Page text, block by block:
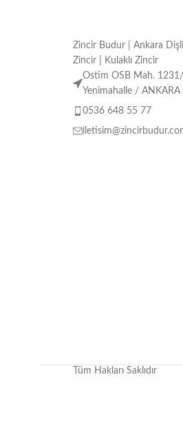
Zincir Budur | Ankara
Zincir | Kulaklı Zincir
Ostim OSB Mah.
Yenimahalle / ANKARA
0536 648 55 77
Tüm Hakları Saklıdır